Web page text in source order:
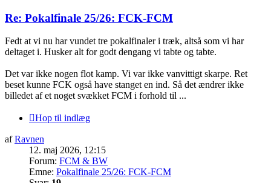
Re: Pokalfinale 25/26: FCK-FCM
Fedt at vi nu har vundet tre pokalfinaler i træk, altså som vi har
deltaget i. Husker alt for godt dengang vi tabte og tabte.
Det var ikke nogen flot kamp. Vi var ikke vanvittigt skarpe. Ret
beset kunne FCK også have stanget en ind. Så det ændrer ikke
billedet af et noget svækket FCM i forhold til ...
Hop til indlæg
afRavnen
12. maj 2026, 12:15
Forum: FCM & BW
Emne: Pokalfinale 25/26: FCK-FCM